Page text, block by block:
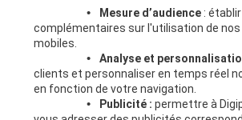
• Mesure d’audience :
complémentaires sur l'utilisation de
mobiles.
•
Analyse et
clients et personnaliser en temps réel
en fonction de votre navigation.
•
Publicité : permettre à